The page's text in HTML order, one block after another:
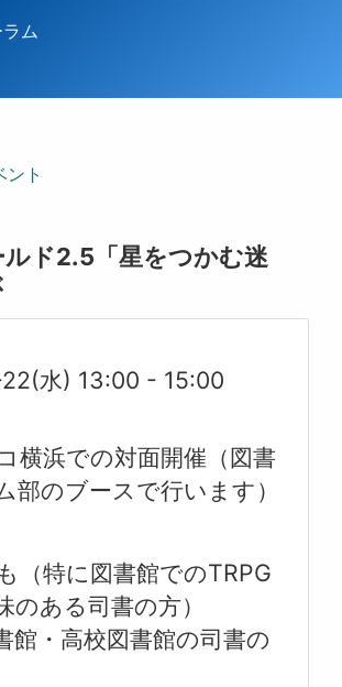
ム
ント
ルド2.5「星をつかむ迷
水) 13:00 - 15:00
横浜での対面開催（図書
部のブースで行います）
（特に図書館でのTRPG
のある司書の方）
館・高校図書館の司書の